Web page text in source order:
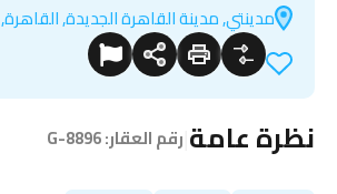
مدينتي, مدينة القاهرة الجديدة, القاهرة, 19511, مصر
نظرة عامة رقم العقار:G-8896